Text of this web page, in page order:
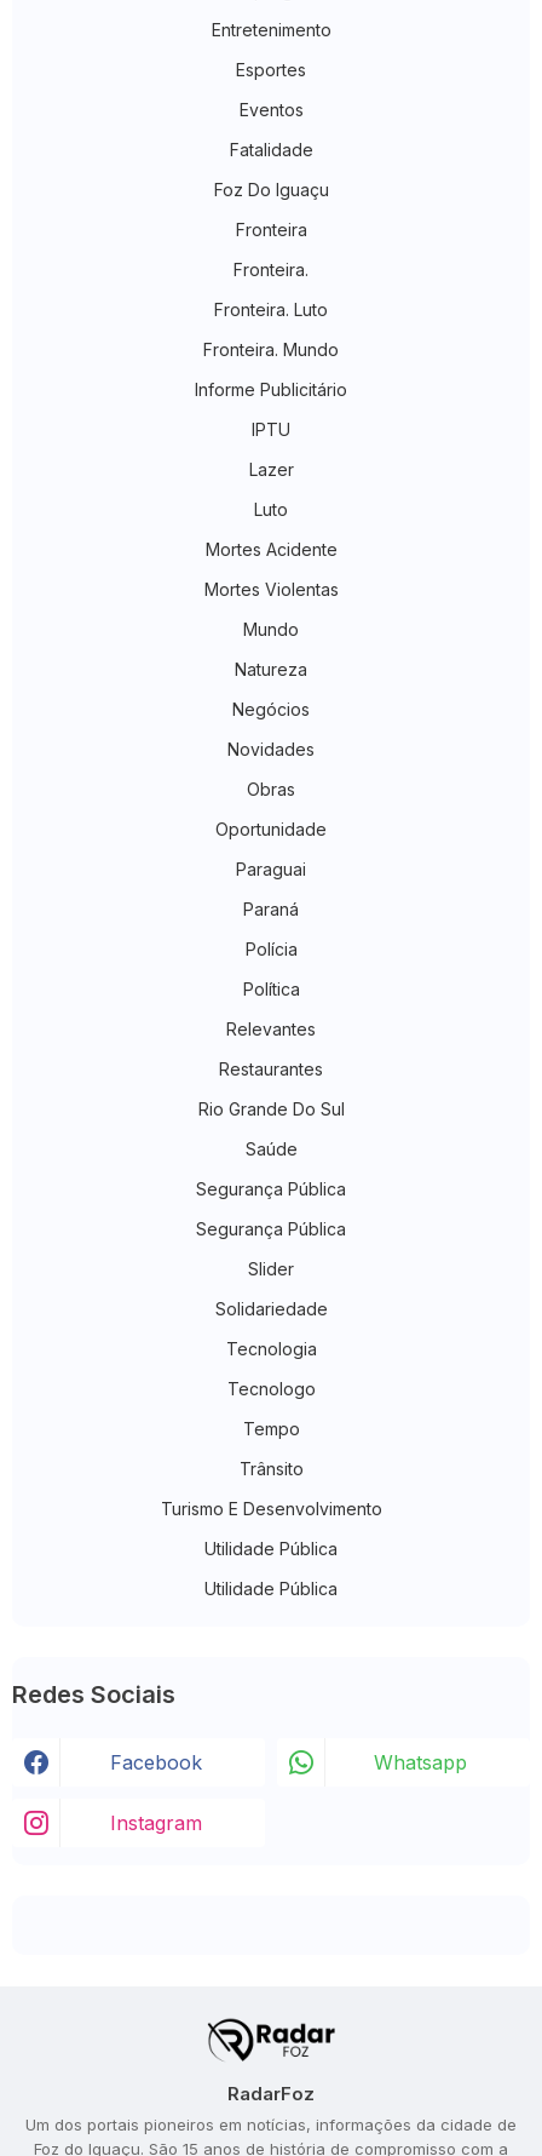
Entretenimento
Esportes
Eventos
Fatalidade
Foz Do Iguaçu
Fronteira
Fronteira.
Fronteira. Luto
Fronteira. Mundo
Informe Publicitário
IPTU
Lazer
Luto
Mortes Acidente
Mortes Violentas
Mundo
Natureza
Negócios
Novidades
Obras
Oportunidade
Paraguai
Paraná
Polícia
Política
Relevantes
Restaurantes
Rio Grande Do Sul
Saúde
Segurança Pública
Segurança Pública
Slider
Solidariedade
Tecnologia
Tecnologo
Tempo
Trânsito
Turismo E Desenvolvimento
Utilidade Pública
Utilidade Pública
Redes Sociais
Facebook Whatsapp
Instagram
RadarFoz
Um dos portais pioneiros em notícias, informações da cidade de
Foz do Iguaçu. São 15 anos de história de compromisso com a